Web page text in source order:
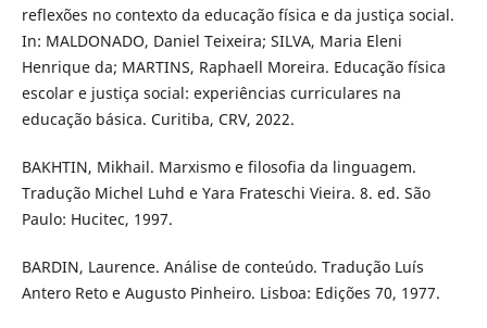
reflexões no contexto da educação física e da justiça social.
In: MALDONADO, Daniel Teixeira; SILVA, Maria Eleni
Henrique da; MARTINS, Raphaell Moreira. Educação física
escolar e justiça social: experiências curriculares na
educação básica. Curitiba, CRV, 2022.
BAKHTIN, Mikhail. Marxismo e filosofia da linguagem.
Tradução Michel Luhd e Yara Frateschi Vieira. 8. ed. São
Paulo: Hucitec, 1997.
BARDIN, Laurence. Análise de conteúdo. Tradução Luís
Antero Reto e Augusto Pinheiro. Lisboa: Edições 70, 1977.